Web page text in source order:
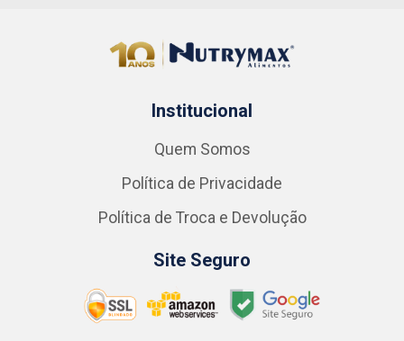
Institucional
Quem Somos
Política de Privacidade
Política de Troca e Devolução
Site Seguro